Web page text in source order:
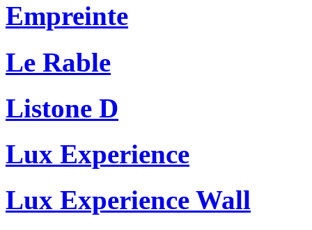
Empreinte
Le Rable
Listone D
Lux Experience
Lux Experience Wall